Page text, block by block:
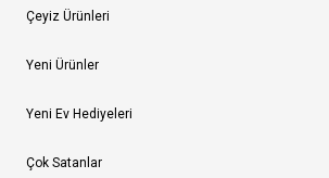
Çeyiz Ürünleri
Yeni Ürünler
Yeni Ev Hediyeleri
Çok Satanlar